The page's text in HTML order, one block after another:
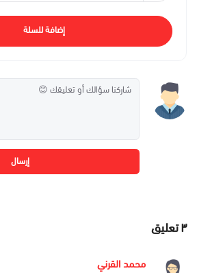
إضافة للسلة
إرسال
٣تعليق
محمد القرني